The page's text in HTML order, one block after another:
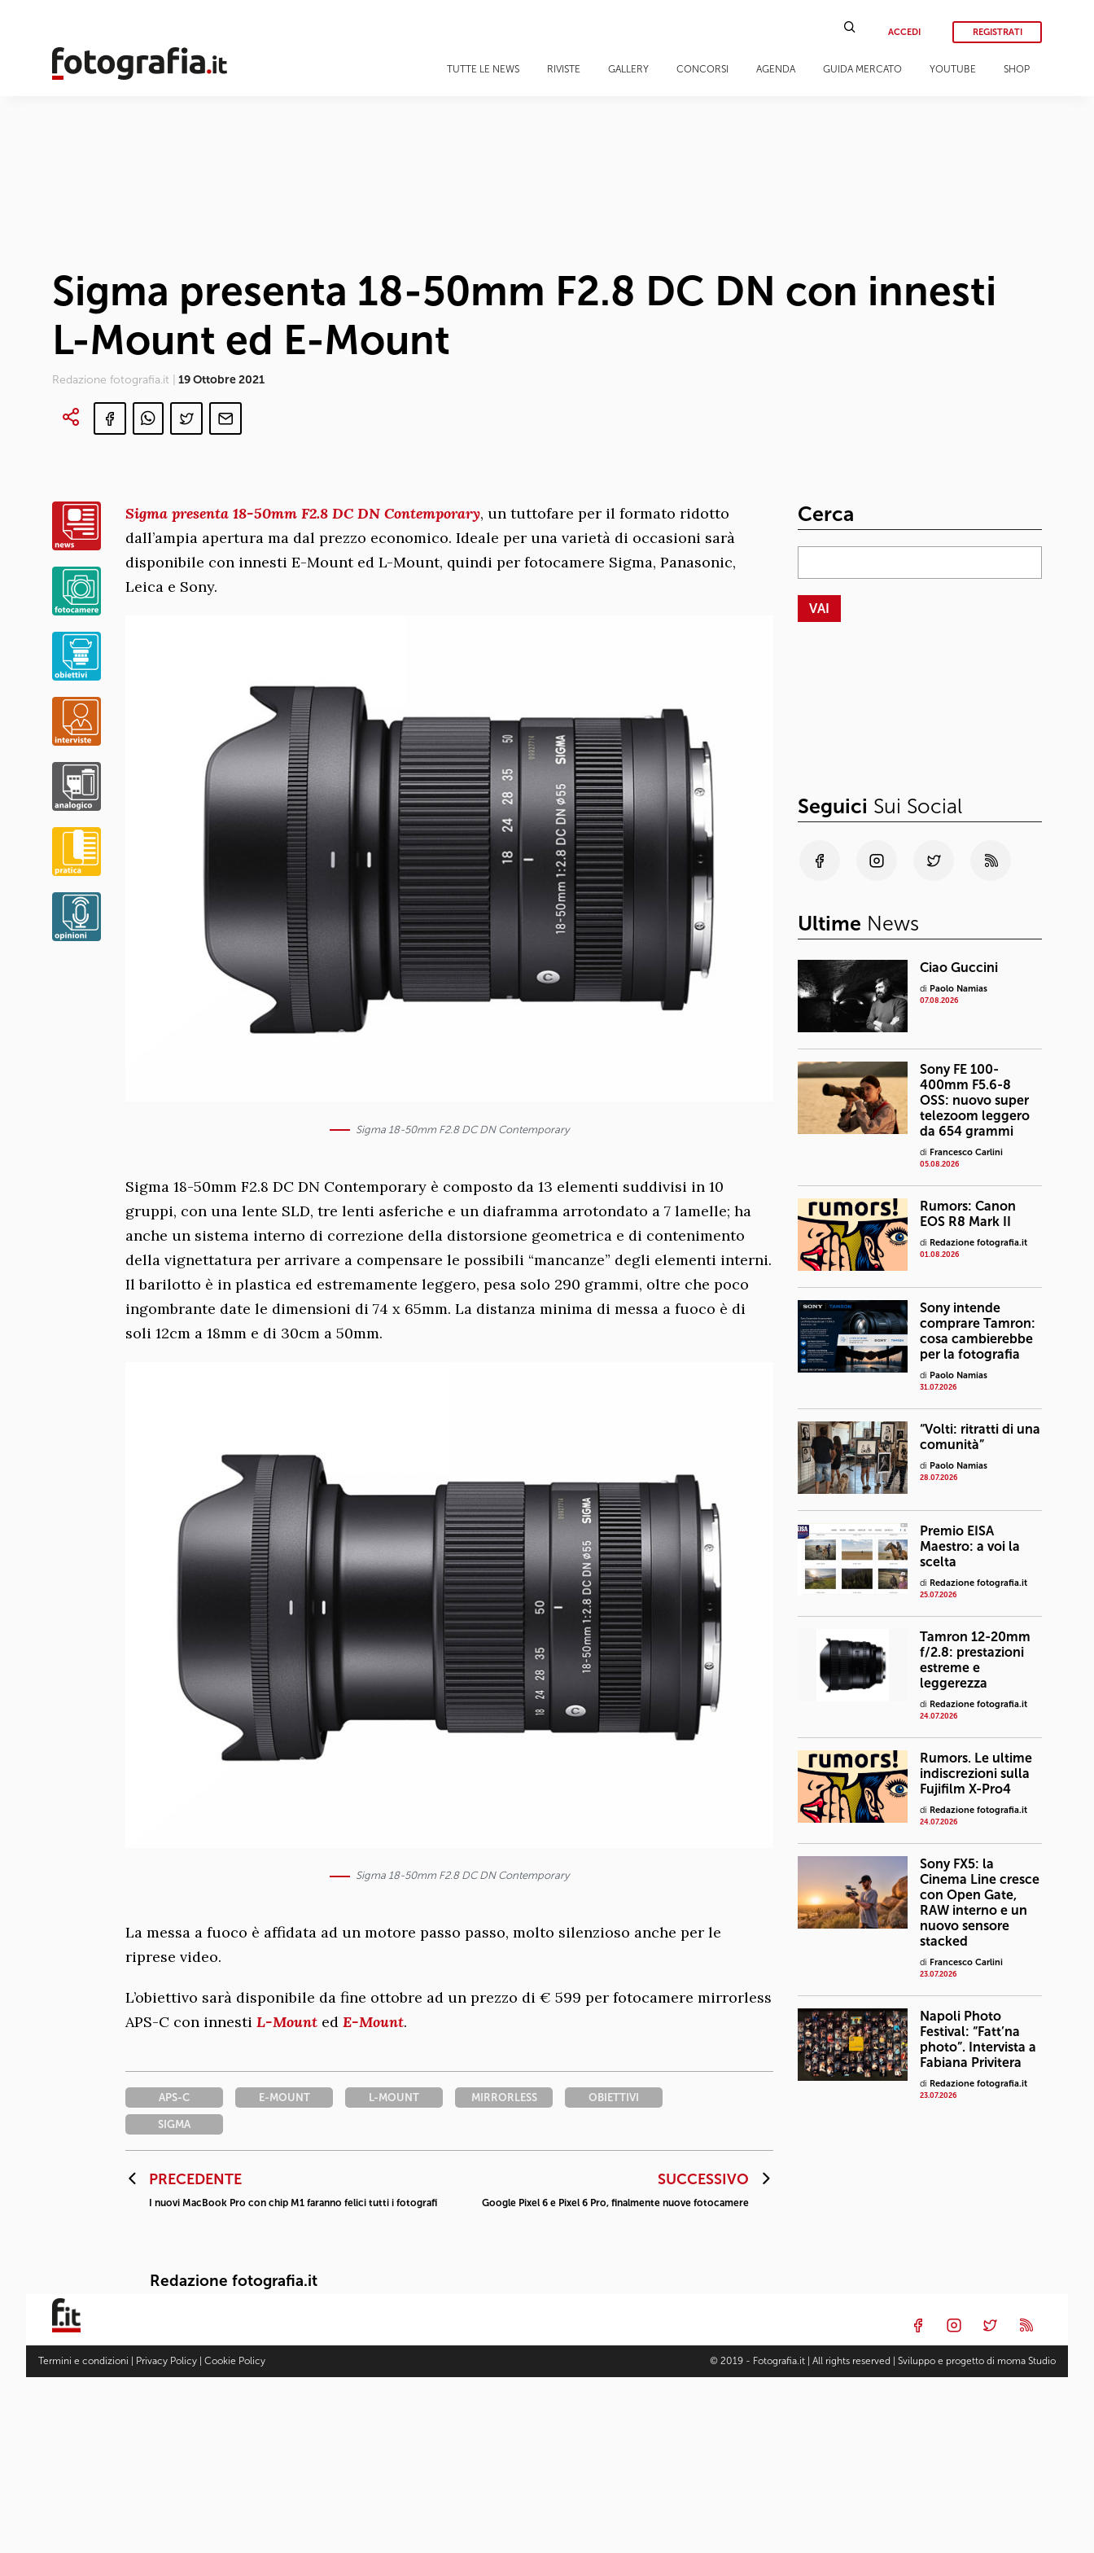
ACCEDI REGISTRATI
TUTTE LE NEWS RIVISTE GALLERY CONCORSI AGENDA GUIDA MERCATO YOUTUBE SHOP
Sigma presenta 18-50mm F2.8 DC DN con innesti
L-Mount ed E-Mount
Redazione fotografia.it | 19 Ottobre 2021
Sigma presenta 18-50mm F2.8 DC DN Contemporary, un tuttofare per il formato ridotto
dall’ampia apertura ma dal prezzo economico. Ideale per una varietà di occasioni sarà
disponibile con innesti E-Mount ed L-Mount, quindi per fotocamere Sigma, Panasonic,
Leica e Sony.
Sigma 18-50mm F2.8 DC DN Contemporary
Sigma 18-50mm F2.8 DC DN Contemporary è composto da 13 elementi suddivisi in 10
gruppi, con una lente SLD, tre lenti asferiche e un diaframma arrotondato a 7 lamelle; ha
anche un sistema interno di correzione della distorsione geometrica e di contenimento
della vignettatura per arrivare a compensare le possibili “mancanze” degli elementi interni.
Il barilotto è in plastica ed estremamente leggero, pesa solo 290 grammi, oltre che poco
ingombrante date le dimensioni di 74 x 65mm. La distanza minima di messa a fuoco è di
soli 12cm a 18mm e di 30cm a 50mm.
Sigma 18-50mm F2.8 DC DN Contemporary
La messa a fuoco è affidata ad un motore passo passo, molto silenzioso anche per le
riprese video.
L’obiettivo sarà disponibile da fine ottobre ad un prezzo di € 599 per fotocamere mirrorless
APS-C con innesti L-Mount ed E-Mount.
APS-C E-MOUNT L-MOUNT MIRRORLESS OBIETTIVI
SIGMA
PRECEDENTE
I nuovi MacBook Pro con chip M1 faranno felici tutti i fotografi
SUCCESSIVO
Google Pixel 6 e Pixel 6 Pro, finalmente nuove fotocamere
Redazione fotografia.it
Cerca
Seguici Sui Social
Ultime News
Ciao Guccini
di Paolo Namias
07.08.2026
Sony FE 100-
400mm F5.6-8
OSS: nuovo super
telezoom leggero
da 654 grammi
di Francesco Carlini
05.08.2026
Rumors: Canon
EOS R8 Mark II
di Redazione fotografia.it
01.08.2026
Sony intende
comprare Tamron:
cosa cambierebbe
per la fotografia
di Paolo Namias
31.07.2026
“Volti: ritratti di una
comunità”
di Paolo Namias
28.07.2026
Premio EISA
Maestro: a voi la
scelta
di Redazione fotografia.it
25.07.2026
Tamron 12-20mm
f/2.8: prestazioni
estreme e
leggerezza
di Redazione fotografia.it
24.07.2026
Rumors. Le ultime
indiscrezioni sulla
Fujifilm X-Pro4
di Redazione fotografia.it
24.07.2026
Sony FX5: la
Cinema Line cresce
con Open Gate,
RAW interno e un
nuovo sensore
stacked
di Francesco Carlini
23.07.2026
Napoli Photo
Festival: “Fatt’na
photo”. Intervista a
Fabiana Privitera
di Redazione fotografia.it
23.07.2026
Termini e condizioni Privacy Policy Cookie Policy © 2019 - Fotografia.it | All rights reserved | Sviluppo e progetto di moma Studio